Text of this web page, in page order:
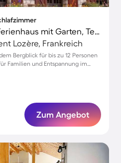
Familienorientiertes Ferienhaus mit Garten, Terrasse und Grill | Bergblick
Lozère, Frankreich
Bergblick für bis zu 12 Personen
Familien und Entspannung im
Zum Angebot